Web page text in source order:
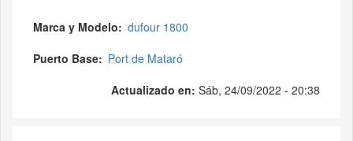
Marca y Modelo
dufour 1800
Puerto Base
Port de Mataró
Actualizado en: Sáb, 24/09/2022 - 20:38